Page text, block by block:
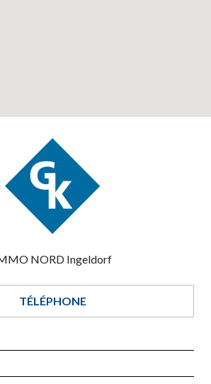
NORD Ingeldorf
TÉLÉPHONE